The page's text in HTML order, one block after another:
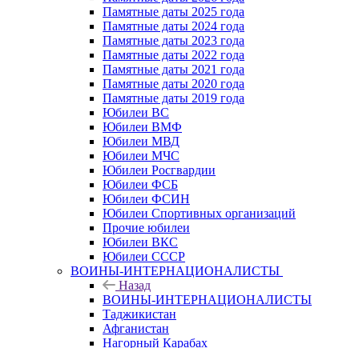
Памятные даты 2025 года
Памятные даты 2024 года
Памятные даты 2023 года
Памятные даты 2022 года
Памятные даты 2021 года
Памятные даты 2020 года
Памятные даты 2019 года
Юбилеи ВС
Юбилеи ВМФ
Юбилеи МВД
Юбилеи МЧС
Юбилеи Росгвардии
Юбилеи ФСБ
Юбилеи ФСИН
Юбилеи Спортивных организаций
Прочие юбилеи
Юбилеи ВКС
Юбилеи СССР
ВОИНЫ-ИНТЕРНАЦИОНАЛИСТЫ
Назад
ВОИНЫ-ИНТЕРНАЦИОНАЛИСТЫ
Таджикистан
Афганистан
Нагорный Карабах